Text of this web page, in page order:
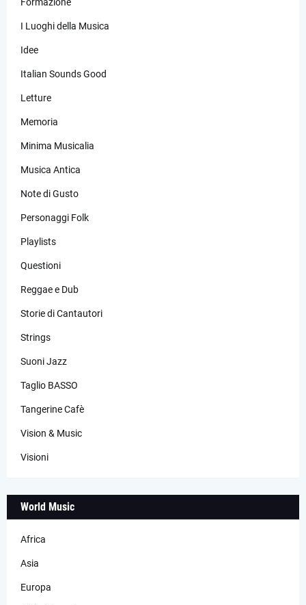
I Luoghi della Musica
Idee
Italian Sounds Good
Letture
Memoria
Minima Musicalia
Musica Antica
Note di Gusto
Personaggi Folk
Playlists
Questioni
Reggae e Dub
Storie di Cantautori
Strings
Suoni Jazz
Taglio BASSO
Tangerine Cafè
Vision & Music
Visioni
World Music
Africa
Asia
Europa